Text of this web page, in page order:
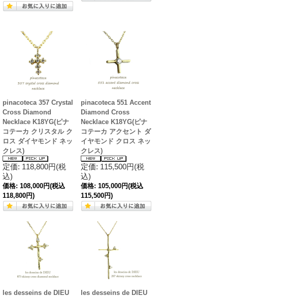
pinacoteca 357 Crystal
Cross Diamond
Necklace K18YG(ピナ
コテーカ クリスタル ク
ロス ダイヤモンド ネッ
クレス)
定価: 118,800円(税
込)
価格: 108,000円(税込
118,800円)
pinacoteca 551 Accent
Diamond Cross
Necklace K18YG(ピナ
コテーカ アクセント ダ
イヤモンド クロス ネッ
クレス)
定価: 115,500円(税
込)
価格: 105,000円(税込
115,500円)
les desseins de DIEU
les desseins de DIEU